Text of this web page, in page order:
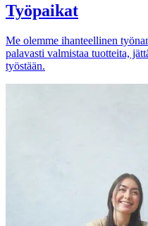
Työpaikat
Me olemme ihanteellinen
palavasti valmistaa tuotteita,
työstään.